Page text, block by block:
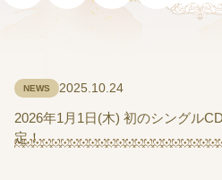
2025.10.24
NEWS
2026年1月1日(木) 初のシングル
定！